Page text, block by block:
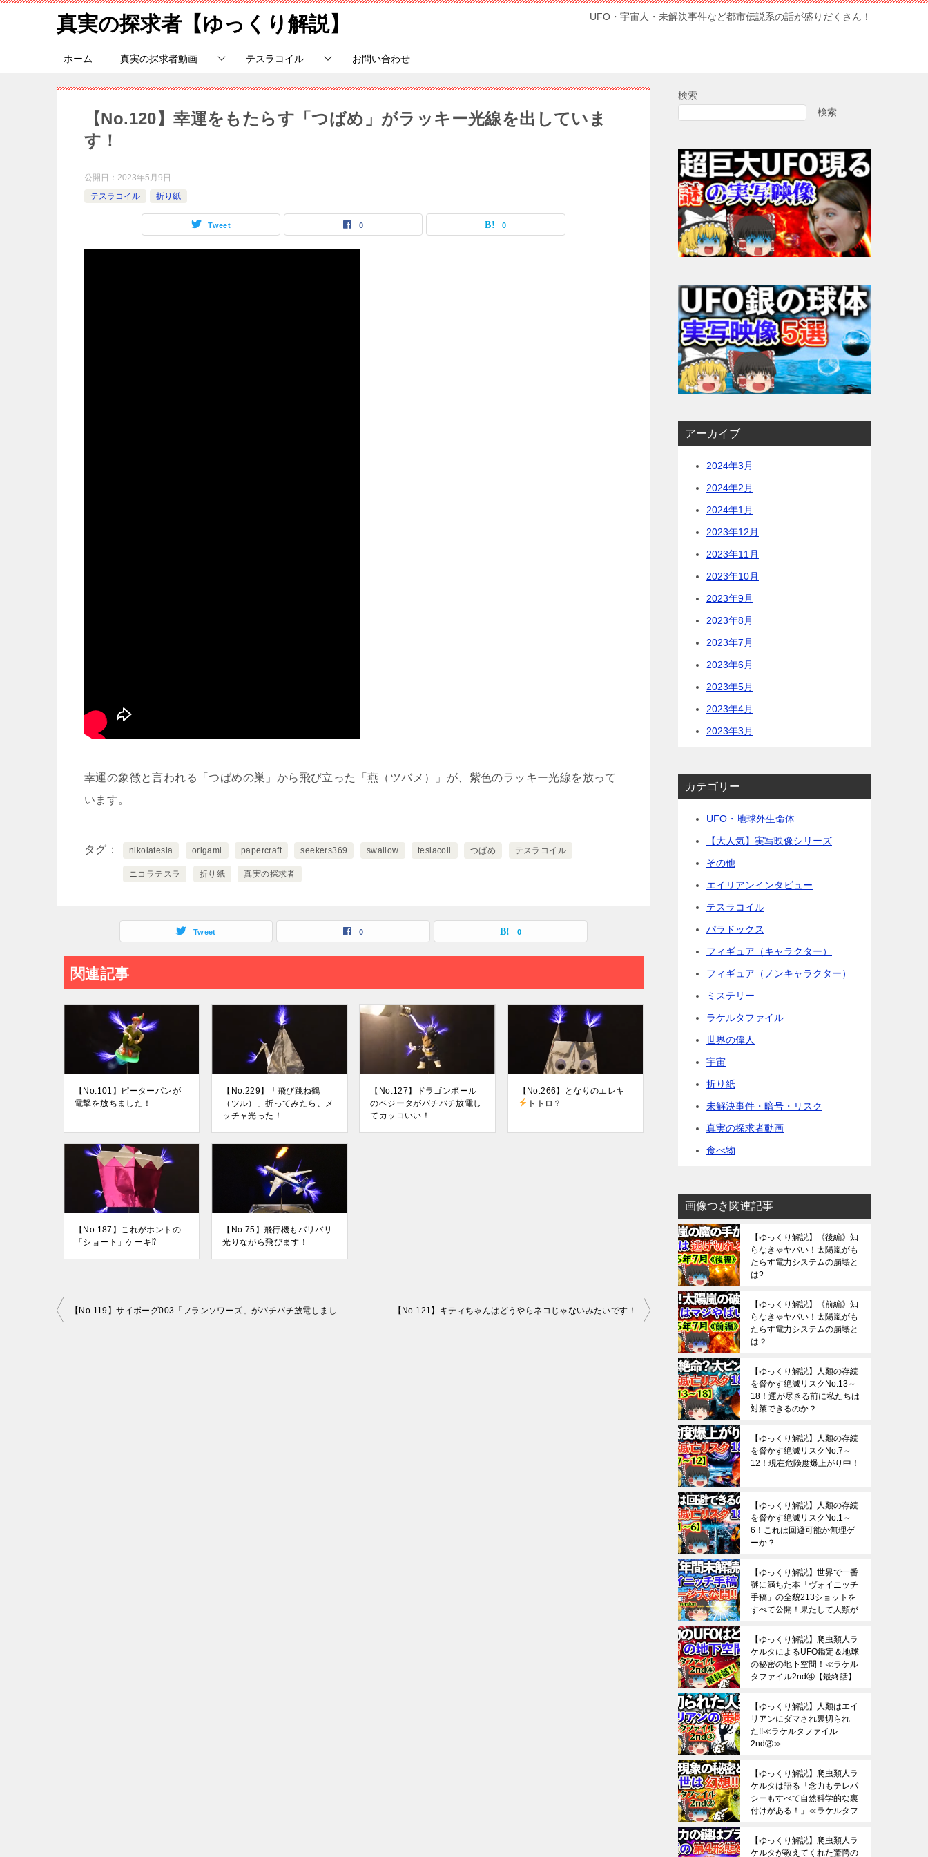
真実の探求者【ゆっくり解説】 UFO・宇宙人・未解決事件など都市伝説系の話が盛りだくさん！
ホーム 真実の探求者動画 テスラコイル お問い合わせ
【No.120】幸運をもたらす「つばめ」がラッキー光線を出していま
す！
公開日： 2023年5月9日
テスラコイル
折り紙
Tweet 0 0
幸運の象徴と言われる「つばめの巣」から飛び立った「燕（ツバメ）」が、紫色のラッキー光線を放って
います。
タグ nikolatesla origami papercraft seekers369 swallow teslacoil つばめ テスラコイル
ニコラテスラ 折り紙 真実の探求者
Tweet 0 0
関連記事
【No.101】ピーターパンが
電撃を放ちました！
【No.229】「飛び跳ね鶴
（ツル）」折ってみたら、メ
ッチャ光った！
【No.127】ドラゴンボール
のベジータがバチバチ放電し
てカッコいい！
【No.266】となりのエレキ
トトロ？
【No.187】これがホントの
「ショート」ケーキ⁉
【No.75】飛行機もバリバリ
光りながら飛びます！
投
【No.119】サイボーグ003「フランソワーズ」がバチバチ放電しました！ 【No.121】キティちゃんはどうやらネコじゃないみたいです！
検索
検索
アーカイブ
2024年3月
2024年2月
2024年1月
2023年12月
2023年11月
2023年10月
2023年9月
2023年8月
2023年7月
2023年6月
2023年5月
2023年4月
2023年3月
カテゴリー
UFO・地球外生命体
【大人気】実写映像シリーズ
その他
エイリアンインタビュー
テスラコイル
パラドックス
フィギュア（キャラクター）
フィギュア（ノンキャラクター）
ミステリー
ラケルタファイル
世界の偉人
宇宙
折り紙
未解決事件・暗号・リスク
真実の探求者動画
食べ物
画像つき関連記事
【ゆっくり解説】《後編》知
らなきゃヤバい！太陽嵐がも
たらす電力システムの崩壊と
は?
【ゆっくり解説】《前編》知
らなきゃヤバい！太陽嵐がも
たらす電力システムの崩壊と
は？
【ゆっくり解説】人類の存続
を脅かす絶滅リスクNo.13～
18！運が尽きる前に私たちは
対策できるのか？
【ゆっくり解説】人類の存続
を脅かす絶滅リスクNo.7～
12！現在危険度爆上がり中！
【ゆっくり解説】人類の存続
を脅かす絶滅リスクNo.1～
6！これは回避可能か無理ゲ
ーか？
【ゆっくり解説】世界で一番
謎に満ちた本「ヴォイニッチ
手稿」の全貌213ショットを
すべて公開！果たして人類が
か？
【ゆっくり解説】爬虫類人ラ
ケルタによるUFO鑑定＆地球
の秘密の地下空間！≪ラケル
タファイル2nd④【最終話】
【ゆっくり解説】人類はエイ
リアンにダマされ裏切られ
た!!≪ラケルタファイル
2nd③≫
【ゆっくり解説】爬虫類人ラ
ケルタは語る「念力もテレパ
シーもすべて自然科学的な裏
付けがある！」≪ラケルタフ
【ゆっくり解説】爬虫類人ラ
ケルタが教えてくれた驚愕の